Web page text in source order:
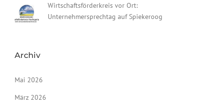
Wirtschaftsförderkreis vor Ort:
Unternehmersprechtag auf Spiekeroog
Archiv
Mai 2026
März 2026